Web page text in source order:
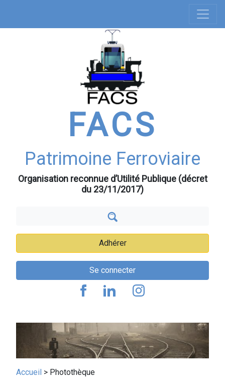
contenu
FACS
Patrimoine Ferroviaire
Organisation reconnue d’Utilité Publique (décret
du 23/11/2017)
Adhérer
Se connecter
principale
Fil
Accueil Photothèque